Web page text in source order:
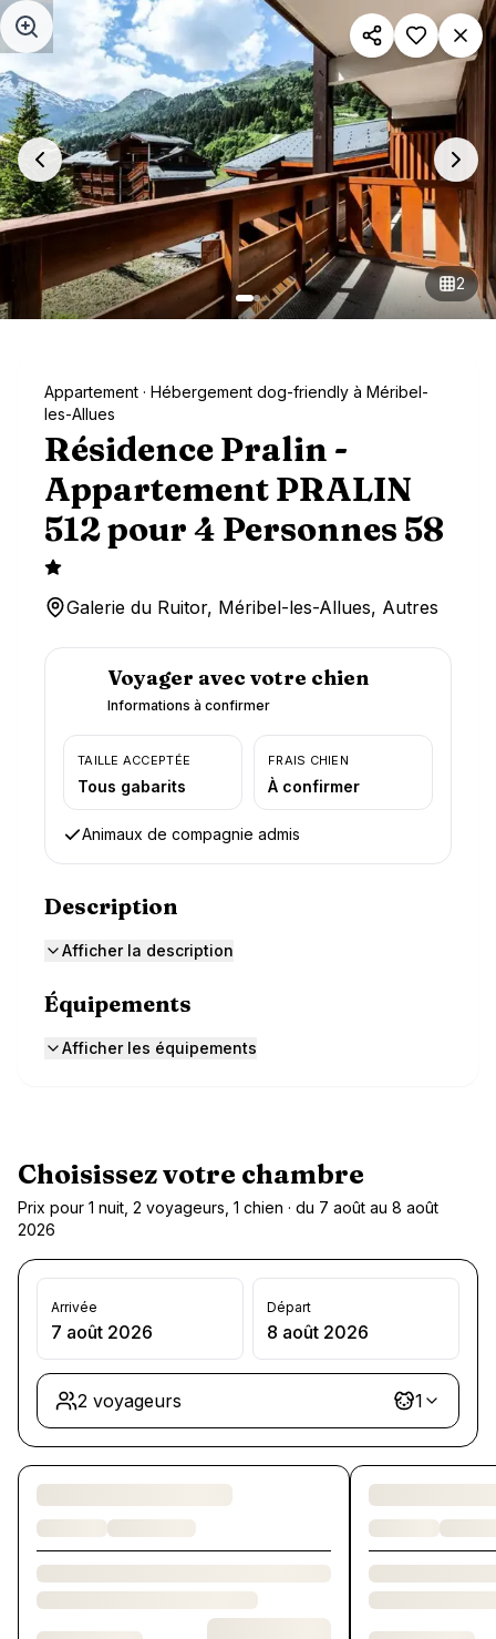
Aller au contenu principal
2
Appartement · Hébergement dog-friendly à Méribel-
les-Allues
Résidence Pralin -
Appartement PRALIN
512 pour 4 Personnes 58
Galerie du Ruitor, Méribel-les-Allues, Autres
Voyager avec votre chien
Informations à confirmer
TAILLE ACCEPTÉE
Tous gabarits
FRAIS CHIEN
À confirmer
Animaux de compagnie admis
Description
Afficher la description
Équipements
Afficher les équipements
Choisissez votre chambre
Prix pour 1 nuit, 2 voyageurs, 1 chien · du 7 août au 8 août
2026
Arrivée
7 août 2026
Départ
8 août 2026
2 voyageurs 1
Chargement des chambres et des formules…